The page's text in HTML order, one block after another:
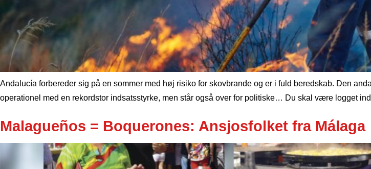
Andalucía forbereder sig på en sommer med høj risiko for skovbrande og er i fuld beredskab. Den
operationel med en rekordstor indsatsstyrke, men står også over for politiske… Du skal være logget
Malagueños = Boquerones: Ansjosfolket fra Málaga